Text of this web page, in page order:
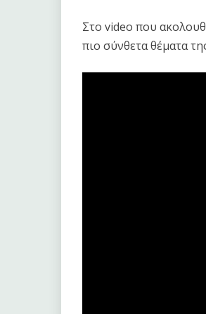
Στο video που
πιο σύνθετα θέματα